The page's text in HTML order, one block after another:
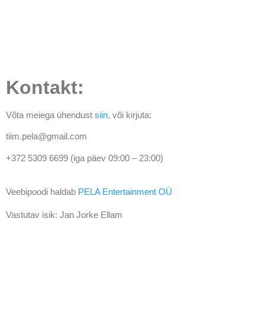
Kontakt:
Võta meiega ühendust siin, või kirjuta:
tiim.pela@gmail.com
+372 5309 6699 (iga päev 09:00 – 23:00)
Veebipoodi haldab PELA Entertainment OÜ
Vastutav isik: Jan Jorke Ellam